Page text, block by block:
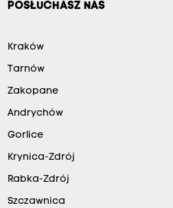
POSŁUCHASZ NAS
Kraków
Tarnów
Zakopane
Andrychów
Gorlice
Krynica-Zdrój
Rabka-Zdrój
Szczawnica